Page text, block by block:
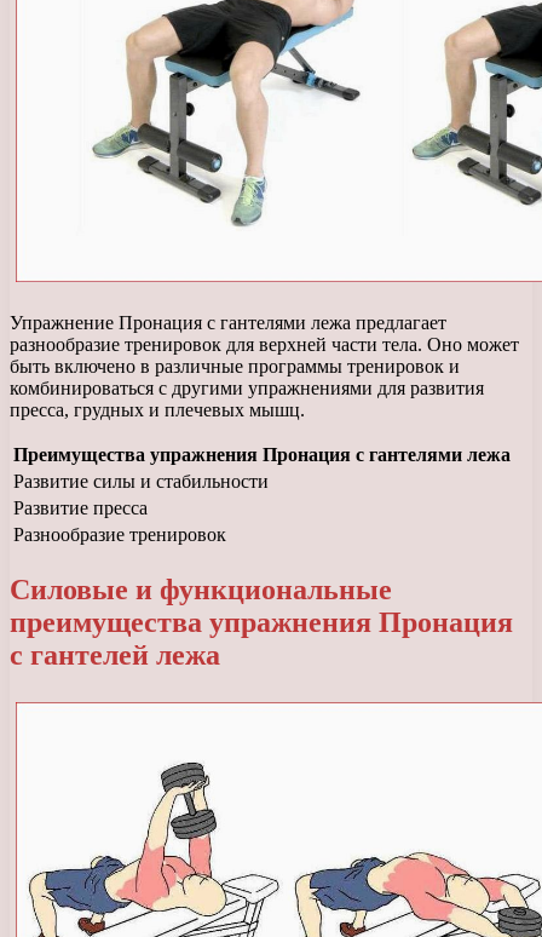
Упражнение Пронация с гантелями лежа предлагает
разнообразие тренировок для верхней части тела. Оно может
быть включено в различные программы тренировок и
комбинироваться с другими упражнениями для развития
пресса, грудных и плечевых мышц.
Преимущества упражнения Пронация с гантелями лежа
Развитие силы и стабильности
Развитие пресса
Разнообразие тренировок
Силовые и функциональные
преимущества упражнения Пронация
с гантелей лежа